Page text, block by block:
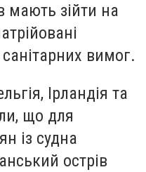
мають зійти на
вимог.
Ірландія та
що для
із судна
острів